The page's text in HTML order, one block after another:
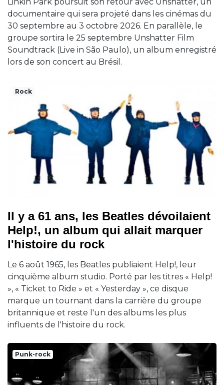
documentaire qui sera projeté dans les cinémas du
30 septembre au 3 octobre 2026. En parallèle, le
groupe sortira le 25 septembre Unshatter Film
Soundtrack (Live in São Paulo), un album enregistré
lors de son concert au Brésil.
Rock
Il y a 61 ans, les Beatles dévoilaient
Help!, un album qui allait marquer
l'histoire du rock
Le 6 août 1965, les Beatles publiaient Help!, leur
cinquième album studio. Porté par les titres « Help!
», « Ticket to Ride » et « Yesterday », ce disque
marque un tournant dans la carrière du groupe
britannique et reste l'un des albums les plus
influents de l'histoire du rock.
Punk-rock